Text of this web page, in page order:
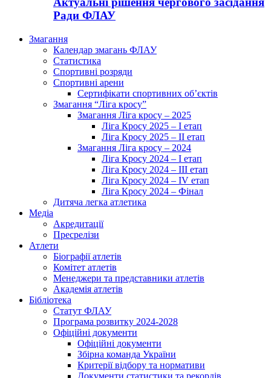
Ради ФЛАУ
Змагання
Календар змагань ФЛАУ
Статистика
Спортивні розряди
Спортивні арени
Сертифікати спортивних об’єктів
Змагання “Ліга кросу”
Змагання Ліга кросу – 2025
Ліга Кросу 2025 – I етап
Ліга Кросу 2025 – II етап
Змагання Ліга кросу – 2024
Ліга Кросу 2024 – I етап
Ліга Кросу 2024 – III етап
Ліга Кросу 2024 – IV етап
Ліга Кросу 2024 – Фінал
Дитяча легка атлетика
Медіа
Акредитації
Пресрелізи
Атлети
Біографії атлетів
Комітет атлетів
Менеджери та представники атлетів
Академія атлетів
Бібліотека
Статут ФЛАУ
Програма розвитку 2024-2028
Офіційні документи
Офіційні документи
Збірна команда України
Критерії відбору та нормативи
Документи статистики та рекордів